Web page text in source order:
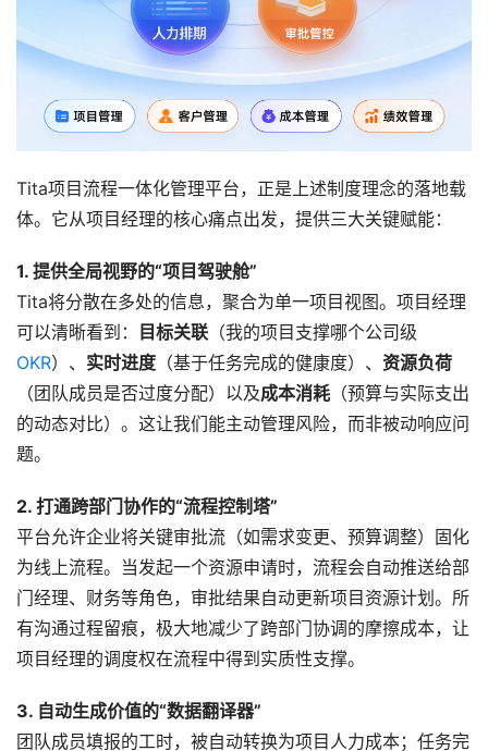
Tita项目流程一体化管理平台，正是上述制度理念的落地载
体。它从项目经理的核心痛点出发，提供三大关键赋能：
1. 提供全局视野的“项目驾驶舱”
Tita将分散在多处的信息，聚合为单一项目视图。项目经理
可以清晰看到：
目标关联 （我的项目支撑哪个公司级
OKR）、 实时进度 （基于任务完成的健康度）、 资源负荷
（团队成员是否过度分配）以及成本消耗 （预算与实际支出
的动态对比）。这让我们能主动管理风险，而非被动响应问
题。
2. 打通跨部门协作的“流程控制塔”
平台允许企业将关键审批流（如需求变更、预算调整）固化
为线上流程。当发起一个资源申请时，流程会自动推送给部
门经理、财务等角色，审批结果自动更新项目资源计划。所
有沟通过程留痕，极大地减少了跨部门协调的摩擦成本，让
项目经理的调度权在流程中得到实质性支撑。
3. 自动生成价值的“数据翻译器”
团队成员填报的工时，被自动转换为项目人力成本；任务完